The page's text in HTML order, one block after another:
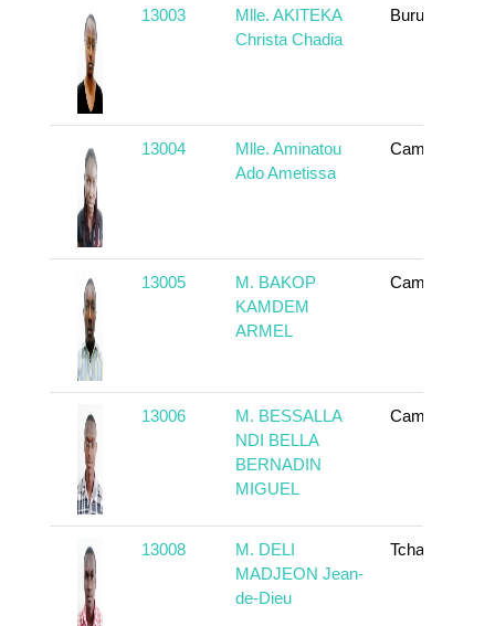
13003
Mlle. AKITEKA
Christa Chadia
Burundi
13004
Mlle. Aminatou
Ado Ametissa
Cameroun
13005
M. BAKOP
KAMDEM
ARMEL
Cameroun
13006
M. BESSALLA
NDI BELLA
BERNADIN
MIGUEL
Cameroun
13008
M. DELI
MADJEON Jean-
de-Dieu
Tchad